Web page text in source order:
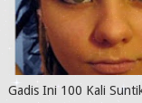
Gadis Ini 100 Kali